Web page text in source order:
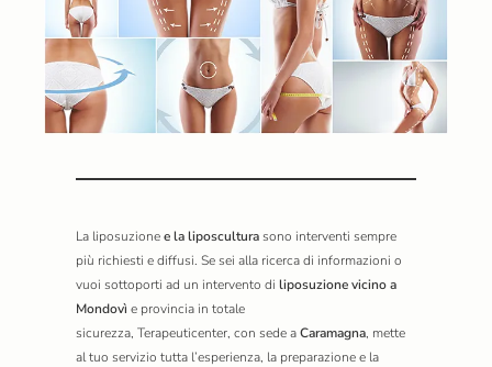
La liposuzionee la liposculturasono interventi sempre
più richiesti e diffusi. Se sei alla ricerca di informazioni o
vuoi sottoporti ad un intervento di liposuzione vicino a
Mondovìe provincia in totale
sicurezza,Terapeuticenter, con sede aCaramagna, mette
al tuo servizio tutta l’esperienza, la preparazione e la